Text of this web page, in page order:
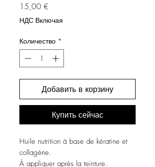
15,00 €
НДС Включая
Количество *
Добавить в корзину
Купить сейчас
Huile nutrition à base de kératine et
collagène.
À appliquer après la teinture.